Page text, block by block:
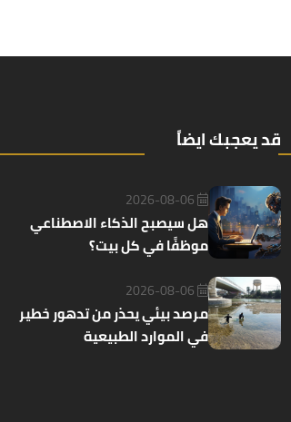
قد يعجبك ايضاً
2026-08-06
هل سيصبح الذكاء الاصطناعي
موظفًا في كل بيت؟
2026-08-06
مرصد بيئي يحذر من تدهور خطير
في الموارد الطبيعية